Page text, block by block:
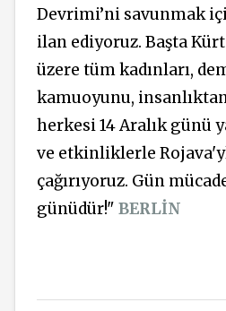
Devrimi’ni savunmak
ilan ediyoruz. Başta
üzere tüm kadınları,
kamuoyunu,
herkesi 14 Aralık günü
ve etkinliklerle
çağırıyoruz. Gün
günüdür!" BERLİN